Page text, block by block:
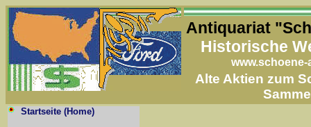
Antiquariat
Historische
www.schoene-
Alte Aktien zum
Startseite (Home)